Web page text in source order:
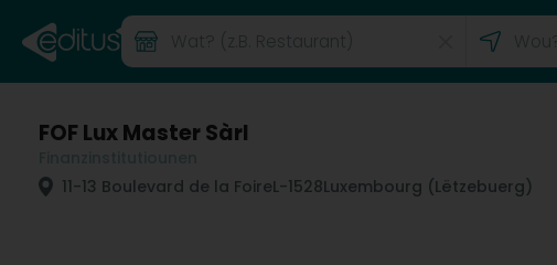
FOF Lux Master Sàrl
11-13 Boulevard de la FoireL-1528Luxembourg (Lëtzebuerg)